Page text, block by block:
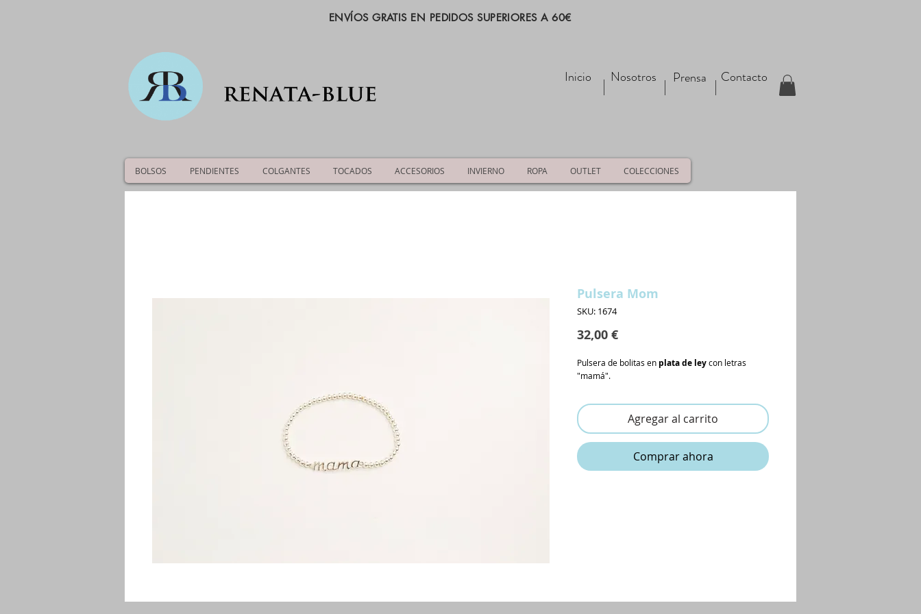
ENVÍOS GRATIS EN PEDIDOS SUPERIORES A 60€
Inicio Nosotros Prensa Contacto
Pulsera Mom
SKU: 1674
32,00 €Precio
Pulsera de bolitas en plata de leycon letras
"mamá".
Agregar al carrito
Comprar ahora
BOLSOS PENDIENTES COLGANTES TOCADOS ACCESORIOS INVIERNO ROPA OUTLET COLECCIONES